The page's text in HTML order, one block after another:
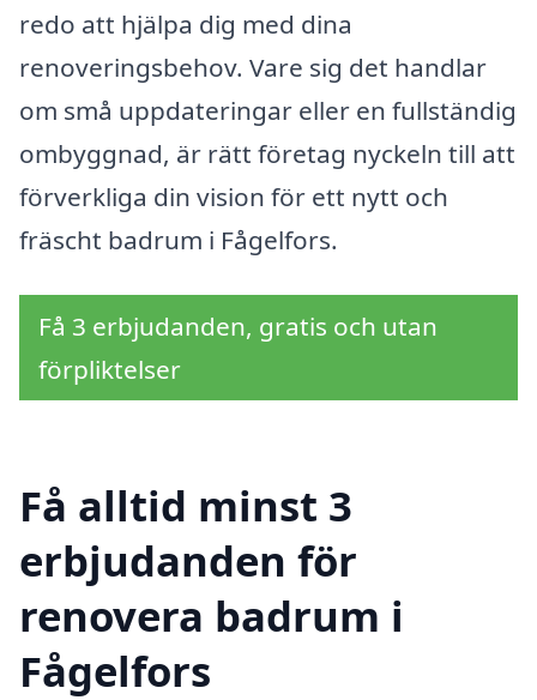
redo att hjälpa dig med dina
renoveringsbehov. Vare sig det handlar
om små uppdateringar eller en fullständig
ombyggnad, är rätt företag nyckeln till att
förverkliga din vision för ett nytt och
fräscht badrum i Fågelfors.
Få 3 erbjudanden, gratis och utan
förpliktelser
Få alltid minst 3
erbjudanden för
renovera badrum i
Fågelfors